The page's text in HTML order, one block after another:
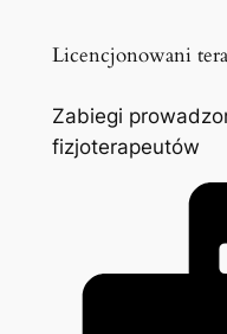
Licencjonowani
Zabiegi
fizjoterapeutów